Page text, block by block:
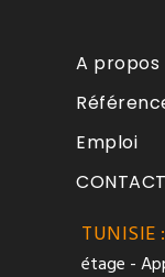
A propos
Emploi
CONTACT
TUNISIE :
étage -